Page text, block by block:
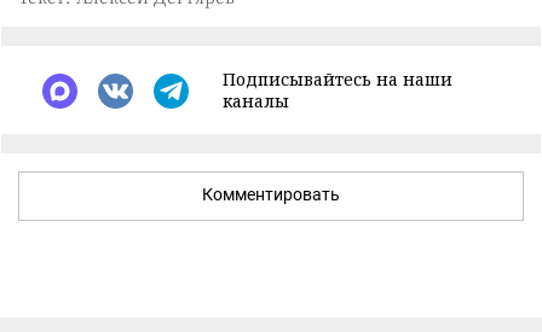
Подписывайтесь на наши
каналы
Комментировать